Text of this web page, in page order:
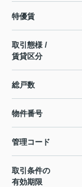
特優賃
取引態様 /
賃貸区分
総戸数
物件番号
管理コード
取引条件の
有効期限